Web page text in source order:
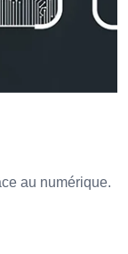
au numérique.